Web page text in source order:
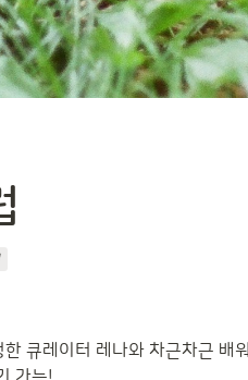
한 큐레이터 레나와 차근차근 배